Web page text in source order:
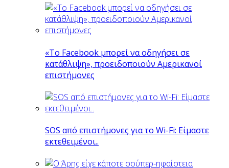
«Το Facebook μπορεί να οδηγήσει σε
κατάθλιψη», προειδοποιούν Αμερικανοί
επιστήμονες
SOS από επιστήμονες για το Wi-Fi: Είμαστε
εκτεθειμένοι..